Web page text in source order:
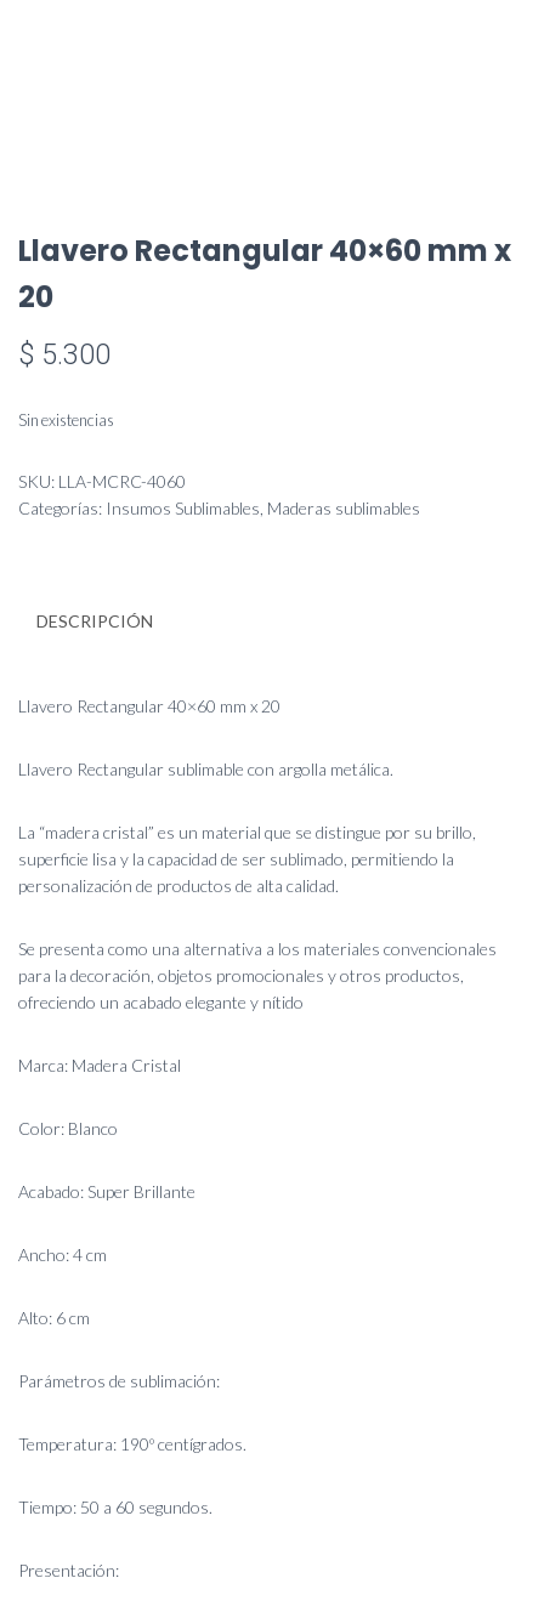
Llavero Rectangular 40×60 mm x
20
$ 5.300
Sin existencias
SKU: LLA-MCRC-4060
Categorías: Insumos Sublimables Maderas sublimables
DESCRIPCIÓN
Llavero Rectangular 40×60 mm x 20
Llavero Rectangular sublimable con argolla metálica.
La “madera cristal” es un material que se distingue por su brillo,
superficie lisa y la capacidad de ser sublimado, permitiendo la
personalización de productos de alta calidad.
Se presenta como una alternativa a los materiales convencionales
para la decoración, objetos promocionales y otros productos,
ofreciendo un acabado elegante y nítido
Marca: Madera Cristal
Color: Blanco
Acabado: Super Brillante
Ancho: 4 cm
Alto: 6 cm
Parámetros de sublimación:
Temperatura: 190º centígrados.
Tiempo: 50 a 60 segundos.
Presentación: